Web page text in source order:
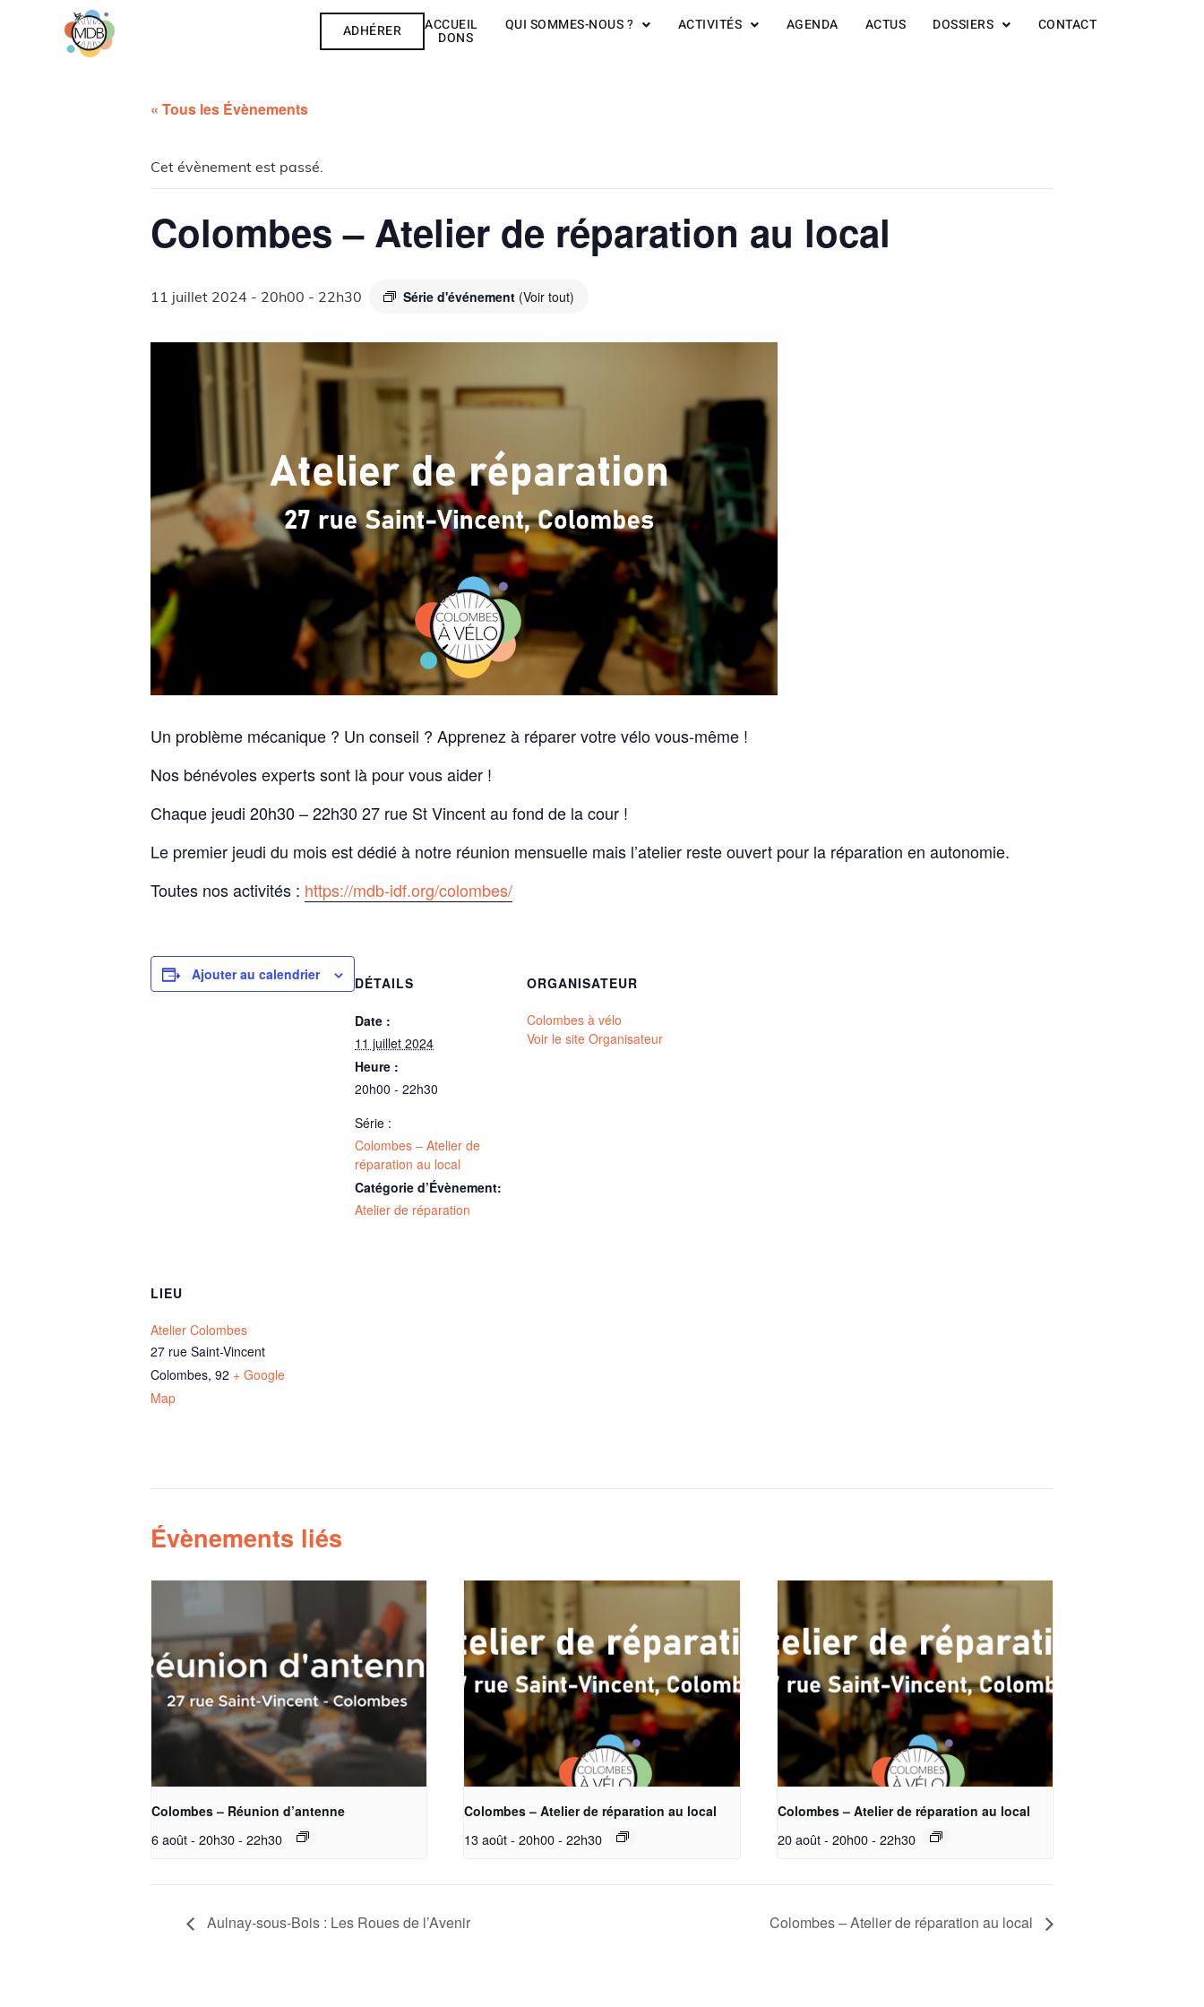
ADHÉRER ACCUEIL QUI SOMMES-NOUS ? ACTIVITÉS AGENDA ACTUS DOSSIERS CONTACT
DONS
« Tous les Évènements
Cet évènement est passé.
Colombes – Atelier de réparation au local
11 juillet 2024 - 20h00 - 22h30 Série d'événement (Voir tout)
Un problème mécanique ? Un conseil ? Apprenez à réparer votre vélo vous-même !
Nos bénévoles experts sont là pour vous aider !
Chaque jeudi 20h30 – 22h30 27 rue St Vincent au fond de la cour !
Le premier jeudi du mois est dédié à notre réunion mensuelle mais l’atelier reste ouvert pour la réparation en autonomie.
Toutes nos activités : https://mdb-idf.org/colombes/
Ajouter au calendrier DÉTAILS
Date :
11 juillet 2024
Heure :
20h00 - 22h30
Série :
Colombes – Atelier de
réparation au local
Catégorie d’Évènement:
Atelier de réparation
ORGANISATEUR
Colombes à vélo
Voir le site Organisateur
LIEU
Atelier Colombes
27 rue Saint-Vincent
Colombes, 92 + Google
Map
Évènements liés
Colombes – Réunion d’antenne
6 août - 20h30- 22h30
Colombes – Atelier de réparation au local
13 août - 20h00 - 22h30
Colombes – Atelier de réparation au local
20 août - 20h00- 22h30
Aulnay-sous-Bois : Les Roues de l’Avenir Colombes – Atelier de réparation au local